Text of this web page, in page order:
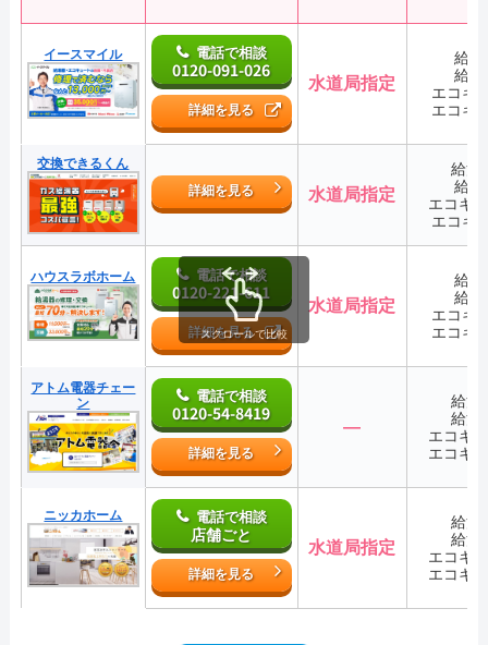
イースマイル 電話で相談
0120-091-026
詳細を見る
水道局指定
給
給
エコキ
エコキ
交換できるくん
詳細を見る
水道局指定
給湯
給
エコキ
エコキ
ハウスラボホーム 電話で相談
0120-221-611
詳細を見る
水道局指定
給
給
エコキ
エコキ
アトム電器チェー
ン
電話で相談
0120-54-8419
詳細を見る
―
給湯
給湯
エコキ
エコキ
ニッカホーム 電話で相談
店舗ごと
詳細を見る
水道局指定
給湯
給湯
エコキ
エコキ
スクロールで比較